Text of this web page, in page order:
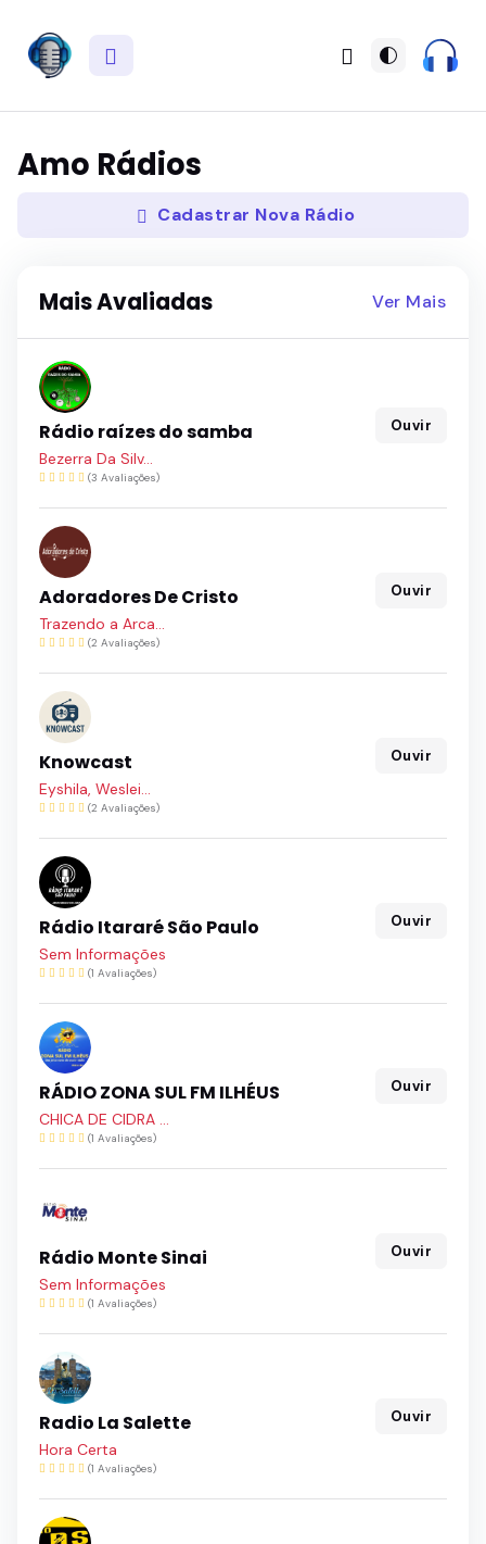
Amo Rádios
Cadastrar Nova Rádio
Mais Avaliadas Ver Mais
Rádio raízes do samba
Bezerra Da Silv...
(3 Avaliações)
Ouvir
Adoradores De Cristo
Trazendo a Arca...
(2 Avaliações)
Ouvir
Knowcast
Eyshila, Weslei...
(2 Avaliações)
Ouvir
Rádio Itararé São Paulo
Sem Informações
(1 Avaliações)
Ouvir
RÁDIO ZONA SUL FM ILHÉUS
CHICA DE CIDRA ...
(1 Avaliações)
Ouvir
Rádio Monte Sinai
Sem Informações
(1 Avaliações)
Ouvir
Radio La Salette
Hora Certa
(1 Avaliações)
Ouvir